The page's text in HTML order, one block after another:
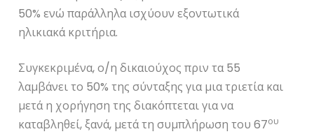
50% ενώ παράλληλα ισχύουν εξοντωτικά
ηλικιακά κριτήρια.
Συγκεκριμένα, ο/η δικαιούχος πριν τα 55
λαμβάνει το 50% της σύνταξης για μια τριετία και
μετά η χορήγηση της διακόπτεται για να
καταβληθεί, ξανά, μετά τη συμπλήρωση του 67ου